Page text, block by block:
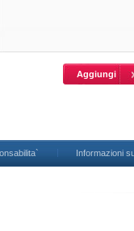
Informazioni